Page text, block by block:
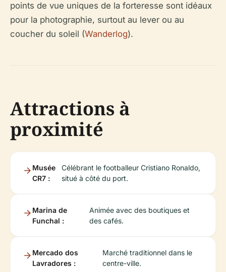
points de vue uniques de la forteresse sont idéaux
pour la photographie, surtout au lever ou au
coucher du soleil (Wanderlog).
Attractions à
proximité
Musée
CR7 :
Célébrant le footballeur Cristiano Ronaldo,
situé à côté du port.
Marina de
Funchal :
Animée avec des boutiques et
des cafés.
Mercado dos
Lavradores :
Marché traditionnel dans le
centre-ville.